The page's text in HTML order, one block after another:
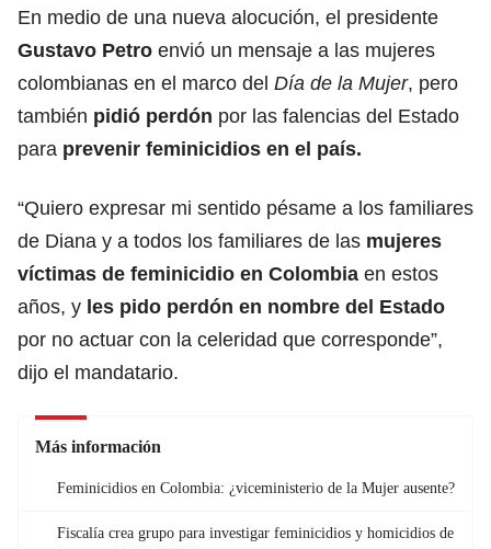
En medio de una nueva alocución, el presidente
Gustavo Petro envió un mensaje a las mujeres
colombianas en el marco del Día de la Mujer, pero
también pidió perdón por las falencias del Estado
para prevenir feminicidios en el país.
“Quiero expresar mi sentido pésame a los familiares
de Diana y a todos los familiares de las mujeres
víctimas de feminicidio en Colombia en estos
años, y les pido perdón en nombre del Estado
por no actuar con la celeridad que corresponde”,
dijo el mandatario.
Más información
Feminicidios en Colombia: ¿viceministerio de la Mujer ausente?
Fiscalía crea grupo para investigar feminicidios y homicidios de